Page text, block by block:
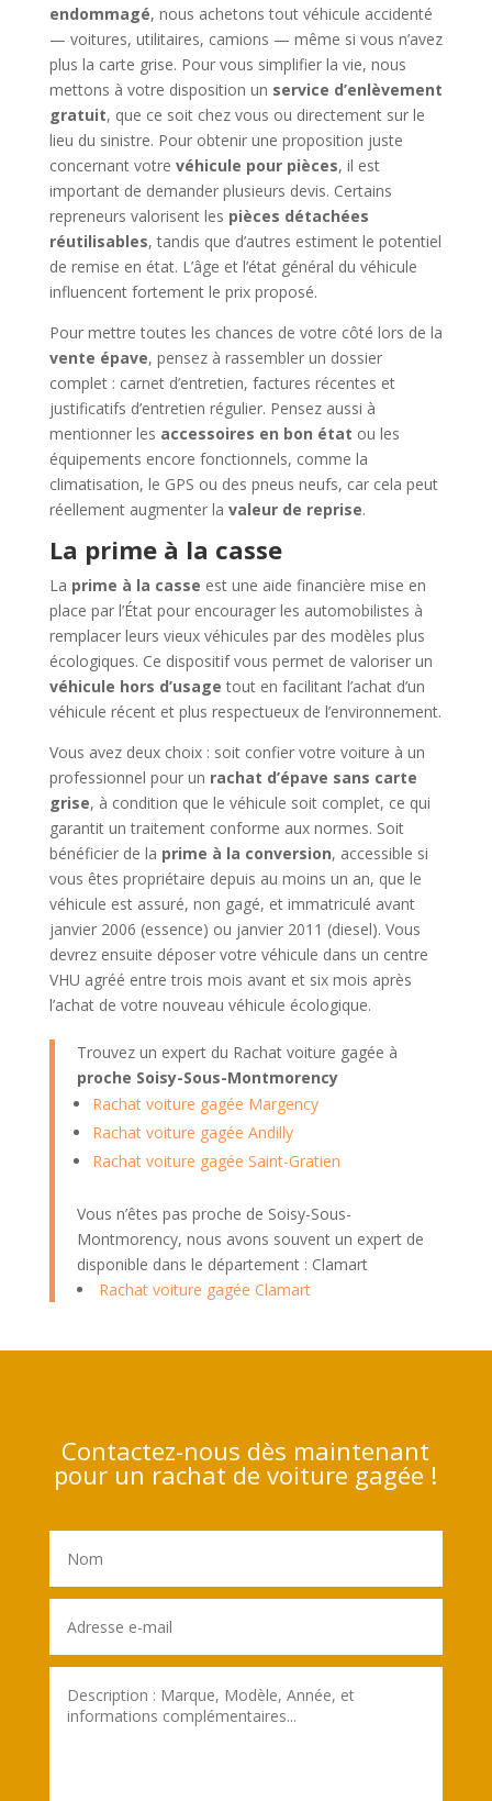
endommagé, nous achetons tout véhicule accidenté
— voitures, utilitaires, camions — même si vous n’avez
plus la carte grise. Pour vous simplifier la vie, nous
mettons à votre disposition un service d’enlèvement
gratuit, que ce soit chez vous ou directement sur le
lieu du sinistre. Pour obtenir une proposition juste
concernant votre véhicule pour pièces, il est
important de demander plusieurs devis. Certains
repreneurs valorisent les pièces détachées
réutilisables, tandis que d’autres estiment le potentiel
de remise en état. L’âge et l’état général du véhicule
influencent fortement le prix proposé.
Pour mettre toutes les chances de votre côté lors de la
vente épave, pensez à rassembler un dossier
complet : carnet d’entretien, factures récentes et
justificatifs d’entretien régulier. Pensez aussi à
mentionner les accessoires en bon état ou les
équipements encore fonctionnels, comme la
climatisation, le GPS ou des pneus neufs, car cela peut
réellement augmenter la valeur de reprise.
La prime à la casse
La prime à la casse est une aide financière mise en
place par l’État pour encourager les automobilistes à
remplacer leurs vieux véhicules par des modèles plus
écologiques. Ce dispositif vous permet de valoriser un
véhicule hors d’usage tout en facilitant l’achat d’un
véhicule récent et plus respectueux de l’environnement.
Vous avez deux choix : soit confier votre voiture à un
professionnel pour un rachat d’épave sans carte
grise, à condition que le véhicule soit complet, ce qui
garantit un traitement conforme aux normes. Soit
bénéficier de la prime à la conversion, accessible si
vous êtes propriétaire depuis au moins un an, que le
véhicule est assuré, non gagé, et immatriculé avant
janvier 2006 (essence) ou janvier 2011 (diesel). Vous
devrez ensuite déposer votre véhicule dans un centre
VHU agréé entre trois mois avant et six mois après
l’achat de votre nouveau véhicule écologique.
Trouvez un expert du Rachat voiture gagée à
proche Soisy-Sous-Montmorency
Rachat voiture gagée Margency
Rachat voiture gagée Andilly
Rachat voiture gagée Saint-Gratien
Vous n’êtes pas proche de Soisy-Sous-
Montmorency, nous avons souvent un expert de
disponible dans le département : Clamart
Rachat voiture gagée Clamart
Contactez-nous dès maintenant
pour un rachat de voiture gagée !